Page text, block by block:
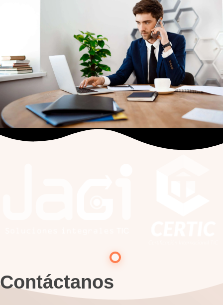
Contáctanos